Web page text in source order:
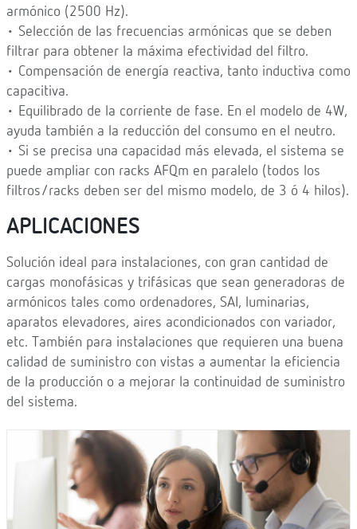
armónico (2500 Hz).
• Selección de las frecuencias armónicas que se deben
filtrar para obtener la máxima efectividad del filtro.
• Compensación de energía reactiva, tanto inductiva como
capacitiva.
• Equilibrado de la corriente de fase. En el modelo de 4W,
ayuda también a la reducción del consumo en el neutro.
• Si se precisa una capacidad más elevada, el sistema se
puede ampliar con racks AFQm en paralelo (todos los
filtros/racks deben ser del mismo modelo, de 3 ó 4 hilos).
APLICACIONES
Solución ideal para instalaciones, con gran cantidad de
cargas monofásicas y trifásicas que sean generadoras de
armónicos tales como ordenadores, SAI, luminarias,
aparatos elevadores, aires acondicionados con variador,
etc. También para instalaciones que requieren una buena
calidad de suministro con vistas a aumentar la eficiencia
de la producción o a mejorar la continuidad de suministro
del sistema.